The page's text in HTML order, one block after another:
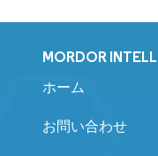
MORDOR
ホーム
お問い合わせ